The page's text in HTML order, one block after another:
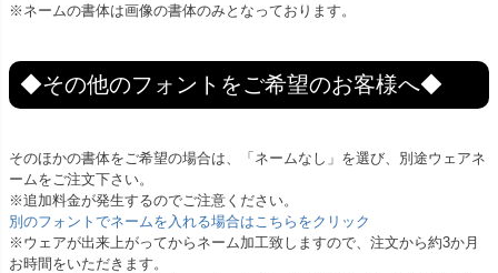
※ネームの書体は画像の書体のみとなっております。
◆その他のフォントをご希望のお客様へ◆
そのほかの書体をご希望の場合は、「ネームなし」を選び、別途ウェアネ
ームをご注文下さい。
※追加料金が発生するのでご注意ください。
別のフォントでネームを入れる場合はこちらをクリック
※ウェアが出来上がってからネーム加工致しますので、注文から約3か月
お時間をいただきます。